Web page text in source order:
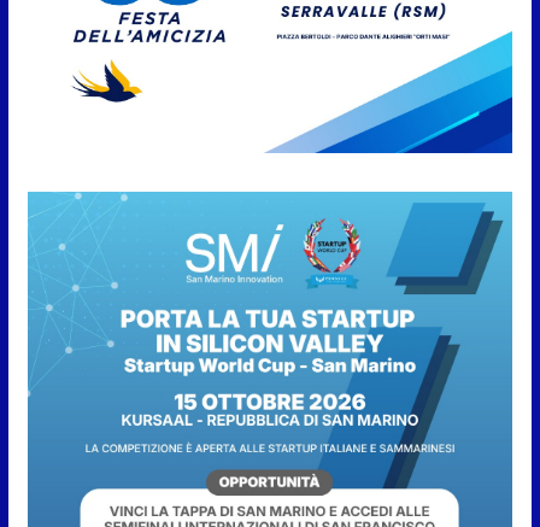
6 Agosto 2026
“San Marino Antiqua –
Leggende e storie del Titano”:
l’inequivocabile successo di
6 Agosto 2026